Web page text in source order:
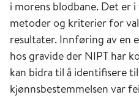
i morens blodbane. Det er
metoder og kriterier for
resultater. Innføring av en
hos gravide der NIPT har
kan bidra til å identifisere
kjønnsbestemmelsen var